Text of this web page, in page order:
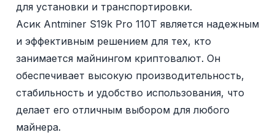
для установки и транспортировки.
Асик Antminer S19k Pro 110T является надежным
и эффективным решением для тех, кто
занимается майнингом криптовалют. Он
обеспечивает высокую производительность,
стабильность и удобство использования, что
делает его отличным выбором для любого
майнера.